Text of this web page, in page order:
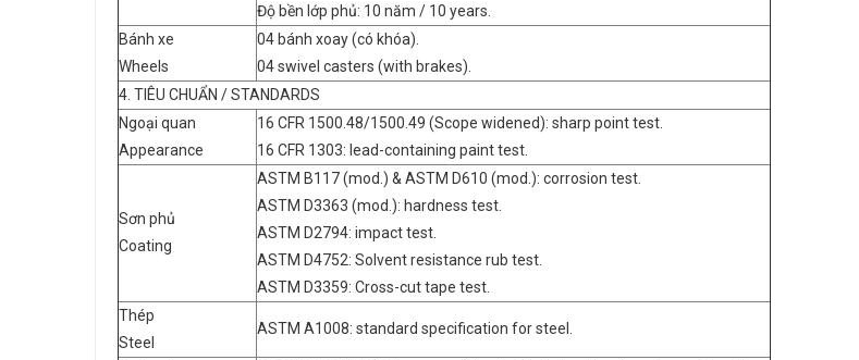
Độ bền lớp phủ: 10 năm / 10 years.
Bánh xe
Wheels
04 bánh xoay (có khóa).
04 swivel casters (with brakes).
4. TIÊU CHUẨN / STANDARDS
Ngoại quan
Appearance
16 CFR 1500.48/1500.49 (Scope widened): sharp point test.
16 CFR 1303: lead-containing paint test.
Sơn phủ
Coating
ASTM B117 (mod.) & ASTM D610 (mod.): corrosion test.
ASTM D3363 (mod.): hardness test.
ASTM D2794: impact test.
ASTM D4752: Solvent resistance rub test.
ASTM D3359: Cross-cut tape test.
Thép
Steel
ASTM A1008: standard specification for steel.